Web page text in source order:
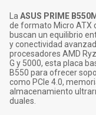
La ASUS PRIME
de formato Micro ATX
buscan un equilibrio
y conectividad
procesadores AMD
G y 5000, esta placa
B550 para ofrecer
como PCIe 4.0,
almacenamiento
duales.